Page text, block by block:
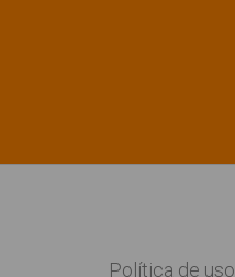
Política de uso